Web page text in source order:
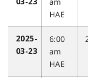
HAE
2025-
03-23
6:00
am
HAE